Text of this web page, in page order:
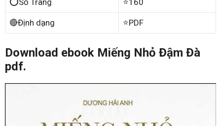
🔴Định dạng ⭐PDF
Download ebook Miếng Nhỏ Đậm Đà
pdf.